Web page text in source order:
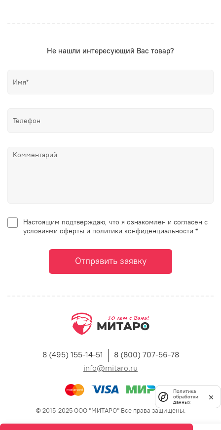
Не нашли интересующий Вас товар?
Настоящим подтверждаю, что я ознакомлен и согласен с
условиями оферты и политики конфиденциальности *
Отправить заявку
8 (495) 155-14-51
8 (800) 707-56-78
info@mitaro.ru
© 2015-2025 ООО "МИТАРО" Все права защищены.
Политика
обработки
данных